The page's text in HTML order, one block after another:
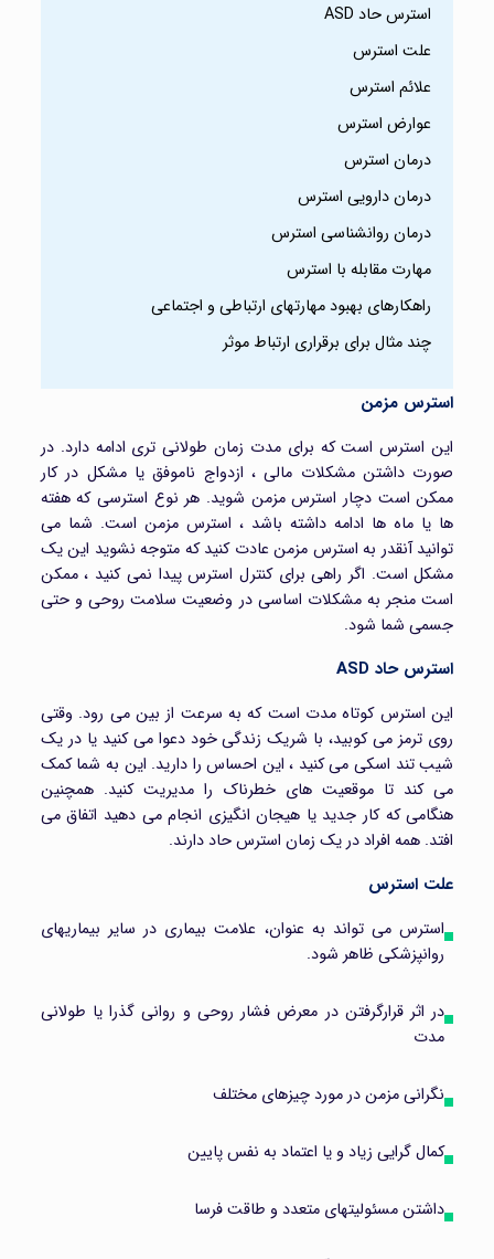
استرس حاد ASD
علت استرس
علائم استرس
عوارض استرس
درمان استرس
درمان دارویی استرس
درمان روانشناسی استرس
مهارت مقابله با استرس
راهکارهای بهبود مهارتهای ارتباطی و اجتماعی
چند مثال برای برقراری ارتباط موثر
استرس مزمن
این استرس است که برای مدت زمان طولانی تری ادامه دارد. در
صورت داشتن مشکلات مالی ، ازدواج ناموفق یا مشکل در کار
ممکن است دچار استرس مزمن شوید. هر نوع استرسی که هفته
ها یا ماه ها ادامه داشته باشد ، استرس مزمن است. شما می
توانید آنقدر به استرس مزمن عادت کنید که متوجه نشوید این یک
مشکل است. اگر راهی برای کنترل استرس پیدا نمی کنید ، ممکن
است منجر به مشکلات اساسی در وضعیت سلامت روحی و حتی
جسمی شما شود.
استرس حاد ASD
این استرس کوتاه مدت است که به سرعت از بین می رود. وقتی
روی ترمز می کوبید، با شریک زندگی خود دعوا می کنید یا در یک
شیب تند اسکی می کنید ، این احساس را دارید. این به شما کمک
می کند تا موقعیت های خطرناک را مدیریت کنید. همچنین
هنگامی که کار جدید یا هیجان انگیزی انجام می دهید اتفاق می
افتد. همه افراد در یک زمان استرس حاد دارند.
علت استرس
استرس می تواند به عنوان، علامت بیماری در سایر بیماریهای
روانپزشکی ظاهر شود.
در اثر قرارگرفتن در معرض فشار روحی و روانی گذرا یا طولانی
مدت
نگرانی مزمن در مورد چیزهای مختلف
کمال گرایی زیاد و یا اعتماد به نفس پایین
داشتن مسئولیتهای متعدد و طاقت فرسا